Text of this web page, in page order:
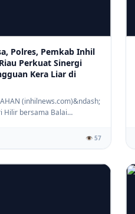
Polres, Pemkab Inhil
Perkuat Sinergi
Kera Liar di
(inhilnews.com)&ndash;
Hilir bersama Balai
👁️ 57